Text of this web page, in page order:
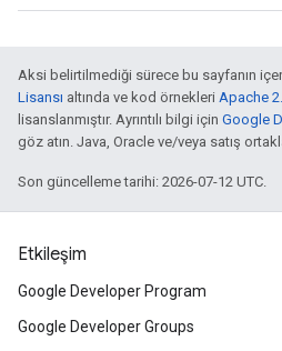
Aksi belirtilmediği sürece bu sayfanın
Lisansı altında ve kod örnekleri Apache
lisanslanmıştır. Ayrıntılı bilgi için Google
göz atın. Java, Oracle ve/veya satış
Son güncelleme tarihi: 2026-07-12 UTC.
Etkileşim
Google Developer Program
Google Developer Groups